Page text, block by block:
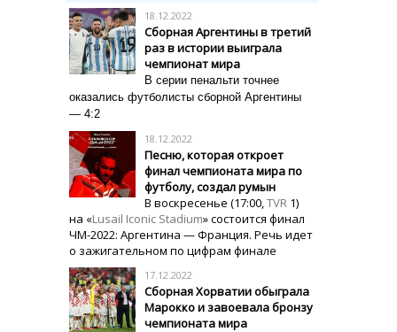
18.12.2022
Сборная Аргентины в третий
раз в истории выиграла
чемпионат мира
В серии пенальти точнее
оказались футболисты сборной Аргентины
— 4:2
18.12.2022
Песню, которая откроет
финал чемпионата мира по
футболу, создал румын
В воскресенье (17:00,TVR 1)
на «Lusail Iconic Stadium» состоится финал
ЧМ-2022: Аргентина — Франция. Речь идет
о зажигательном по цифрам финале
17.12.2022
Сборная Хорватии обыграла
Марокко и завоевала бронзу
чемпионата мира